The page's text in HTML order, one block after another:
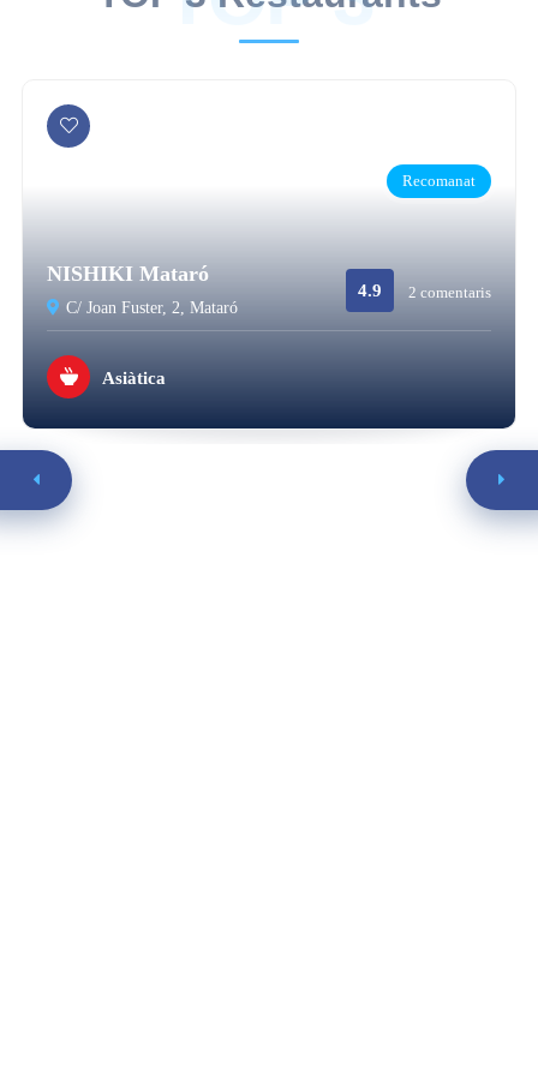
Recomanat
NISHIKI Mataró
C/ Joan Fuster, 2, Mataró
4.9 2 comentaris
Asiàtica